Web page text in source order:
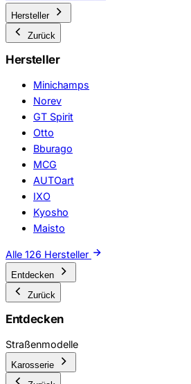
Hersteller
Zurück
Hersteller
Minichamps
Norev
GT Spirit
Otto
Bburago
MCG
AUTOart
IXO
Kyosho
Maisto
Alle 126 Hersteller
Entdecken
Zurück
Entdecken
Straßenmodelle
Karosserie